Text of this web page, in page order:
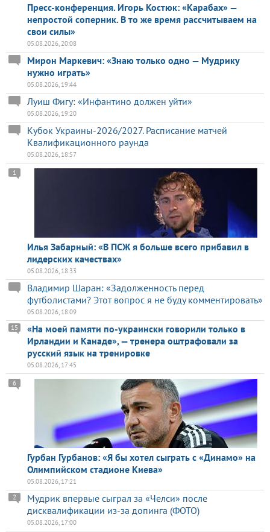
Пресс-конференция. Игорь Костюк: «Карабах» —
непростой соперник. В то же время рассчитываем на
свои силы»
05.08.2026, 20:08
Мирон Маркевич: «Знаю только одно — Мудрику
нужно играть»
05.08.2026, 19:44
Луиш Фигу: «Инфантино должен уйти»
05.08.2026, 19:20
Кубок Украины-2026/2027. Расписание матчей
Квалификационного раунда
05.08.2026, 18:57
Илья Забарный: «В ПСЖ я больше всего прибавил в
лидерских качествах»
1
05.08.2026, 18:33
Владимир Шаран: «Задолженность перед
футболистами? Этот вопрос я не буду комментировать»
05.08.2026, 18:09
«На моей памяти по-украински говорили только в
Ирландии и Канаде», — тренера оштрафовали за
русский язык на тренировке
15
05.08.2026, 17:45
Гурбан Гурбанов: «Я бы хотел сыграть с «Динамо» на
Олимпийском стадионе Киева»
6
05.08.2026, 17:21
Мудрик впервые сыграл за «Челси» после
дисквалификации из-за допинга (ФОТО)
2
05.08.2026, 17:00